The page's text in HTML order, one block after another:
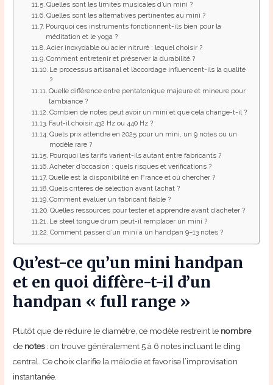
Quelles sont les limites musicales d’un mini ?
Quelles sont les alternatives pertinentes au mini ?
Pourquoi ces instruments fonctionnent-ils bien pour la
méditation et le yoga ?
Acier inoxydable ou acier nitruré : lequel choisir ?
Comment entretenir et préserver la durabilité ?
Le processus artisanal et l’accordage influencent-ils la qualité
?
Quelle différence entre pentatonique majeure et mineure pour
l’ambiance ?
Combien de notes peut avoir un mini et que cela change-t-il ?
Faut-il choisir 432 Hz ou 440 Hz ?
Quels prix attendre en 2025 pour un mini, un 9 notes ou un
modèle rare ?
Pourquoi les tarifs varient-ils autant entre fabricants ?
Acheter d’occasion : quels risques et vérifications ?
Quelle est la disponibilité en France et où chercher ?
Quels critères de sélection avant l’achat ?
Comment évaluer un fabricant fiable ?
Quelles ressources pour tester et apprendre avant d’acheter ?
Le steel tongue drum peut-il remplacer un mini ?
Comment passer d’un mini à un handpan 9–13 notes ?
Qu’est-ce qu’un mini handpan
et en quoi diffère-t-il d’un
handpan « full range »
Plutôt que de réduire le diamètre, ce modèle restreint le nombre
de notes: on trouve généralement 5 à 6 notes incluant le ding
central. Ce choix clarifie la mélodie et favorise l’improvisation
instantanée.